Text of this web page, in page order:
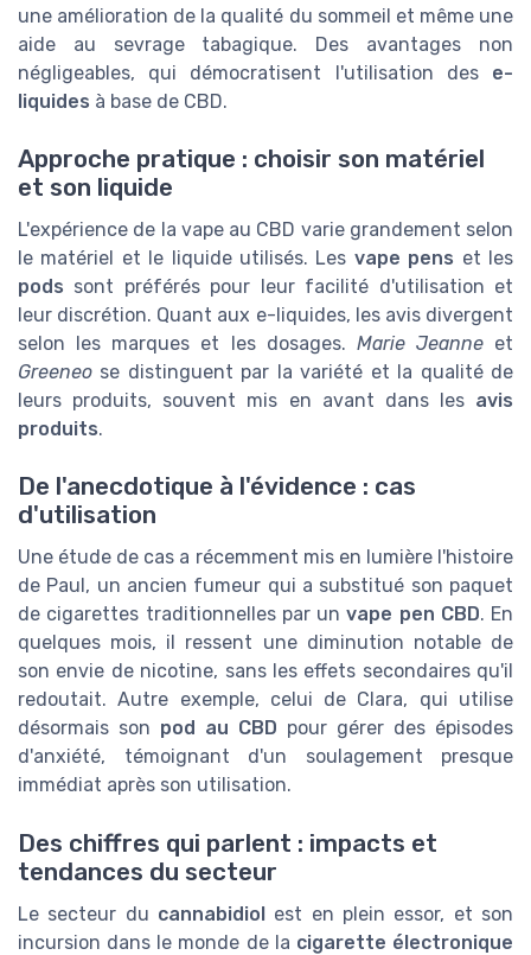
une amélioration de la qualité du sommeil et même une
aide au sevrage tabagique. Des avantages non
négligeables, qui démocratisent l'utilisation des e-
liquides à base de CBD.
Approche pratique : choisir son matériel
et son liquide
L'expérience de la vape au CBD varie grandement selon
le matériel et le liquide utilisés. Les vape pens et les
pods sont préférés pour leur facilité d'utilisation et
leur discrétion. Quant aux e-liquides, les avis divergent
selon les marques et les dosages. Marie Jeanneet
Greeneo se distinguent par la variété et la qualité de
leurs produits, souvent mis en avant dans les avis
produits.
De l'anecdotique à l'évidence : cas
d'utilisation
Une étude de cas a récemment mis en lumière l'histoire
de Paul, un ancien fumeur qui a substitué son paquet
de cigarettes traditionnelles par unvape pen CBD. En
quelques mois, il ressent une diminution notable de
son envie de nicotine, sans les effets secondaires qu'il
redoutait. Autre exemple, celui de Clara, qui utilise
désormais son pod au CBD pour gérer des épisodes
d'anxiété, témoignant d'un soulagement presque
immédiat après son utilisation.
Des chiffres qui parlent : impacts et
tendances du secteur
Le secteur du cannabidiol est en plein essor, et son
incursion dans le monde de la cigarette électronique